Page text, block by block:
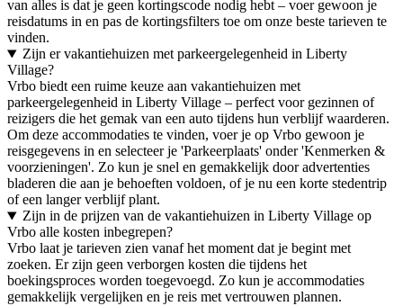
van alles is dat je geen kortingscode nodig hebt – voer gewoon je
reisdatums in en pas de kortingsfilters toe om onze beste tarieven te
vinden.
Zijn er vakantiehuizen met parkeergelegenheid in Liberty
Village?
Vrbo biedt een ruime keuze aan vakantiehuizen met
parkeergelegenheid in Liberty Village – perfect voor gezinnen of
reizigers die het gemak van een auto tijdens hun verblijf waarderen.
Om deze accommodaties te vinden, voer je op Vrbo gewoon je
reisgegevens in en selecteer je 'Parkeerplaats' onder 'Kenmerken &
voorzieningen'. Zo kun je snel en gemakkelijk door advertenties
bladeren die aan je behoeften voldoen, of je nu een korte stedentrip
of een langer verblijf plant.
Zijn in de prijzen van de vakantiehuizen in Liberty Village op
Vrbo alle kosten inbegrepen?
Vrbo laat je tarieven zien vanaf het moment dat je begint met
zoeken. Er zijn geen verborgen kosten die tijdens het
boekingsproces worden toegevoegd. Zo kun je accommodaties
gemakkelijk vergelijken en je reis met vertrouwen plannen.